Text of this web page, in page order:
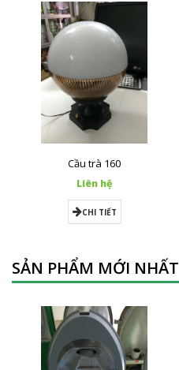
Cầu trà 160
Liên hệ
CHI TIẾT
SẢN PHẨM MỚI NHẤT